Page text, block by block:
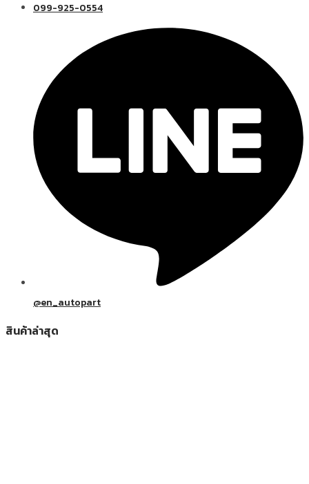
099-925-0554
@en_autopart
สินค้าล่าสุด